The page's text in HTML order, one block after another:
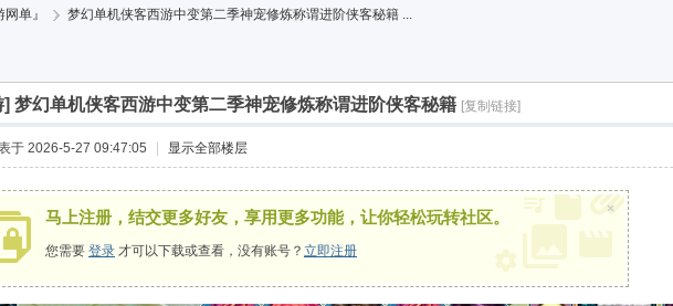
网单』 › 梦幻单机侠客西游中变第二季神宠修炼称谓进阶侠客秘籍 ...
] 梦幻单机侠客西游中变第二季神宠修炼称谓进阶侠客秘籍 [复制链接]
于 2026-5-27 09:47:05 显示全部楼层
马上注册，结交更多好友，享用更多功能，让你轻松玩转社区。
您需要 登录 才可以下载或查看，没有账号？ 立即注册
×